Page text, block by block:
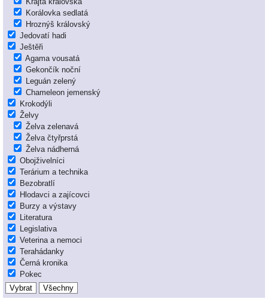
Korálovka sedlatá
Hroznýš královský
Jedovatí hadi
Ještěři
Agama vousatá
Gekončík noční
Leguán zelený
Chameleon jemenský
Krokodýli
Želvy
Želva zelenavá
Želva čtyřprstá
Želva nádherná
Obojživelníci
Terárium a technika
Bezobratlí
Hlodavci a zajícovci
Burzy a výstavy
Literatura
Legislativa
Veterina a nemoci
Terahádanky
Černá kronika
Pokec